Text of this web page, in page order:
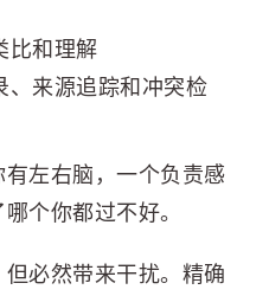
比和理解
、来源追踪和冲突检
左右脑，一个负责感
个你都过不好。
必然带来干扰。精确